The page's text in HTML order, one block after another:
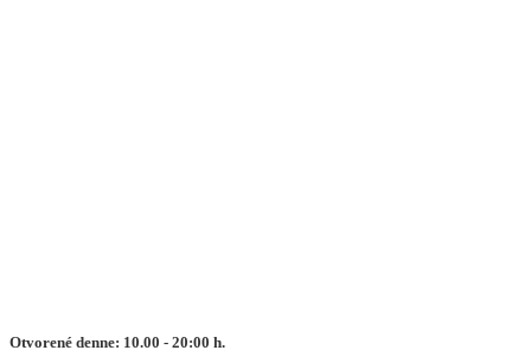
Otvorené denne: 10.00 - 20:00 h.